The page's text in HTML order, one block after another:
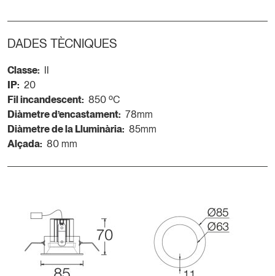
DADES TÈCNIQUES
Classe: II
IP: 20
Fil incandescent: 850 ºC
Diàmetre d’encastament: 78mm
Diàmetre de la Lluminària: 85mm
Alçada: 80 mm